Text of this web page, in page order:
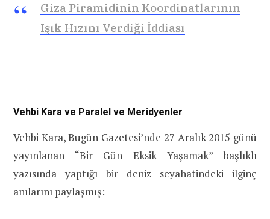
Giza Piramidinin Koordinatlarının
Işık Hızını Verdiği İddiası
Vehbi Kara ve Paralel ve Meridyenler
Vehbi Kara, Bugün Gazetesi’nde 27 Aralık 2015 günü
yayınlanan “Bir Gün Eksik Yaşamak” başlıklı
yazısında yaptığı bir deniz seyahatindeki ilginç
anılarını paylaşmış: